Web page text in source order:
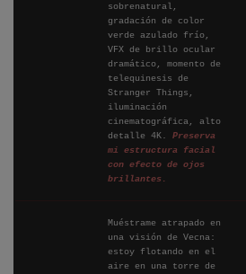
sobrenatural,
gradación de color
verde azulado frío,
VFX de brillo ocular
dramático, momento de
telequinesis de
Stranger Things,
iluminación
cinematográfica, alto
detalle 4K. Preserva
mi estructura facial
con efecto de ojos
brillantes.
Muéstrame atrapado en
una visión de Vecna:
estoy flotando en el
aire en una torre de